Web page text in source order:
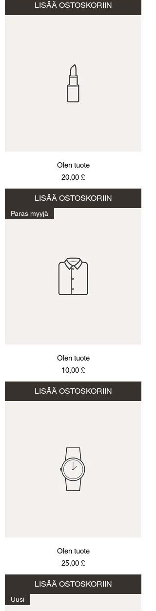
LISÄÄ OSTOSKORIIN
Olen tuote
Hinta
20,00 £
LISÄÄ OSTOSKORIIN
Paras myyjä
Olen tuote
Hinta
10,00 £
LISÄÄ OSTOSKORIIN
Olen tuote
Hinta
25,00 £
LISÄÄ OSTOSKORIIN
Uusi